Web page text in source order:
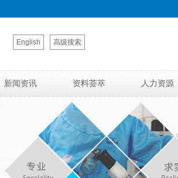
English 高级搜索
新闻资讯 资料荟萃 人力资源